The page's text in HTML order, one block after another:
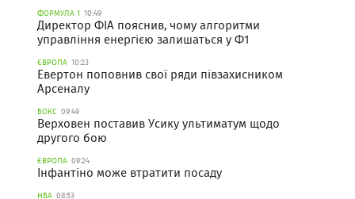
ФОРМУЛА 1 10:49
Директор ФІА пояснив, чому алгоритми
управління енергією залишаться у Ф1
ЄВРОПА 10:23
Евертон поповнив свої ряди півзахисником
Арсеналу
БОКС 09:49
Верховен поставив Усику ультиматум щодо
другого бою
ЄВРОПА 09:24
Інфантіно може втратити посаду
НБА 08:53